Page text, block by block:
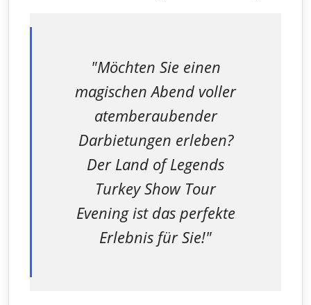
"Möchten Sie einen
magischen Abend voller
atemberaubender
Darbietungen erleben?
Der Land of Legends
Turkey Show Tour
Evening ist das perfekte
Erlebnis für Sie!"